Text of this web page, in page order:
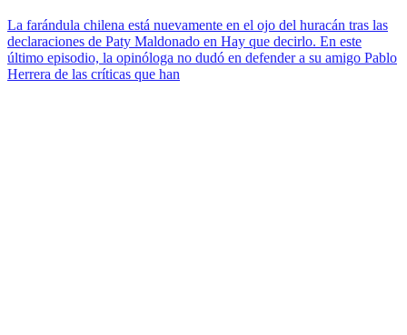
La farándula chilena está nuevamente en el ojo del huracán tras las
declaraciones de Paty Maldonado en Hay que decirlo. En este
último episodio, la opinóloga no dudó en defender a su amigo Pablo
Herrera de las críticas que han